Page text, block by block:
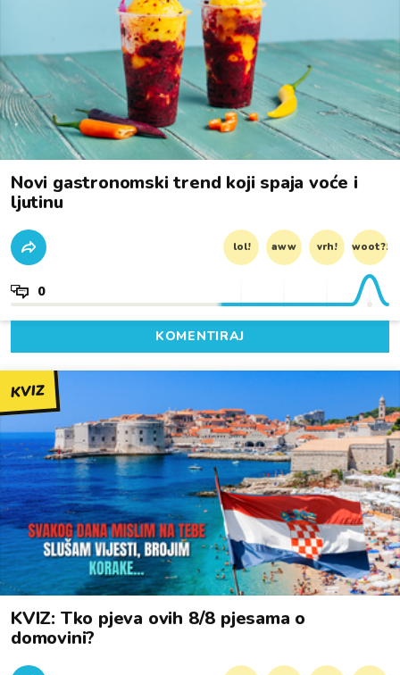
Novi gastronomski trend koji spaja voće i
ljutinu
lol! aww vrh! woot?!
0
KOMENTIRAJ
KVIZ
KVIZ: Tko pjeva ovih 8/8 pjesama o
domovini?